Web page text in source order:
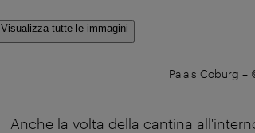
Visualizza tutte le immagini
Palais Coburg –
Anche la volta della cantina